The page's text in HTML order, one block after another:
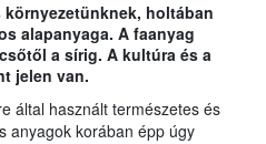
környezetünknek, holtában
alapanyaga. A faanyag
a sírig. A kultúra és a
jelen van.
által használt természetes és
anyagok korában épp úgy